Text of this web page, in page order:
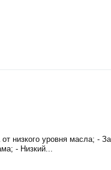
низкого уровня масла; -
- Низкий...